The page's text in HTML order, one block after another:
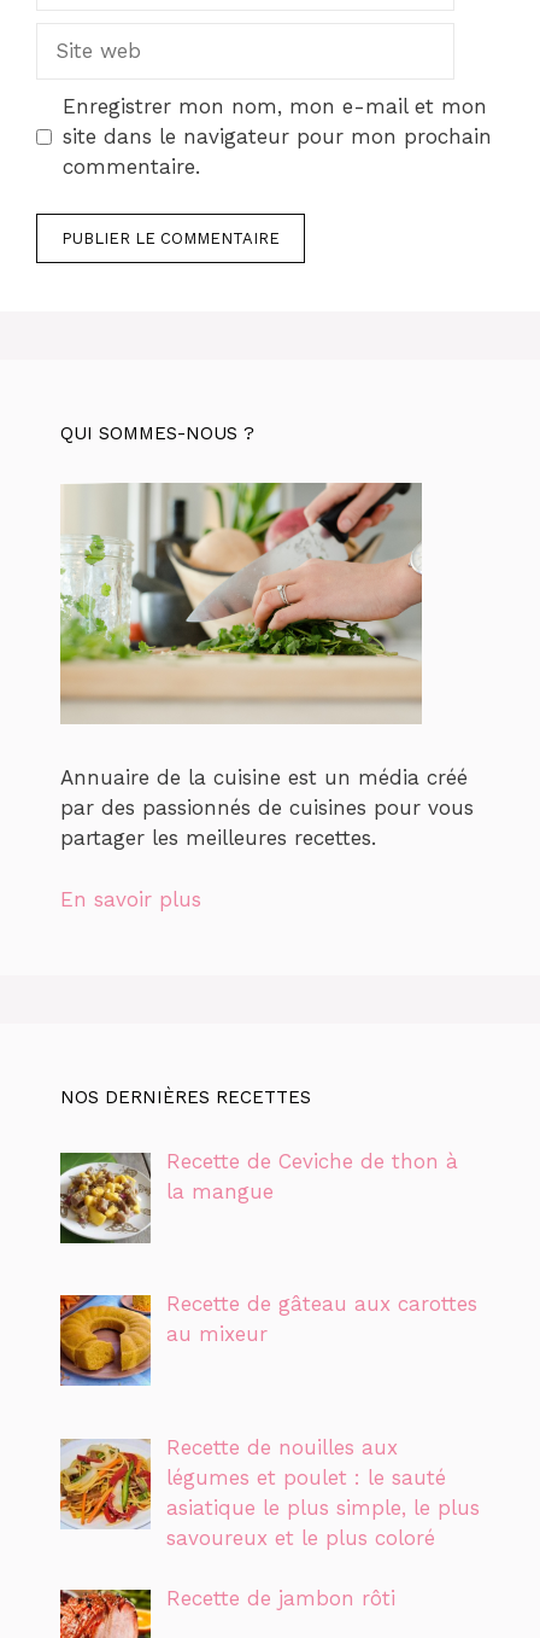
Site
Enregistrer mon nom, mon e-mail et mon
site dans le navigateur pour mon prochain
commentaire.
QUI SOMMES-NOUS ?
Annuaire de la cuisine est un média créé
par des passionnés de cuisines pour vous
partager les meilleures recettes.
En savoir plus
NOS DERNIÈRES RECETTES
Recette de Ceviche de thon à
la mangue
Recette de gâteau aux carottes
au mixeur
Recette de nouilles aux
légumes et poulet : le sauté
asiatique le plus simple, le plus
savoureux et le plus coloré
Recette de jambon rôti